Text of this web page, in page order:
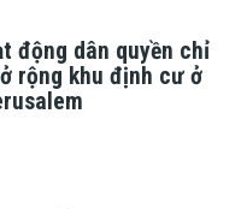
động dân quyền chỉ
rộng khu định cư ở